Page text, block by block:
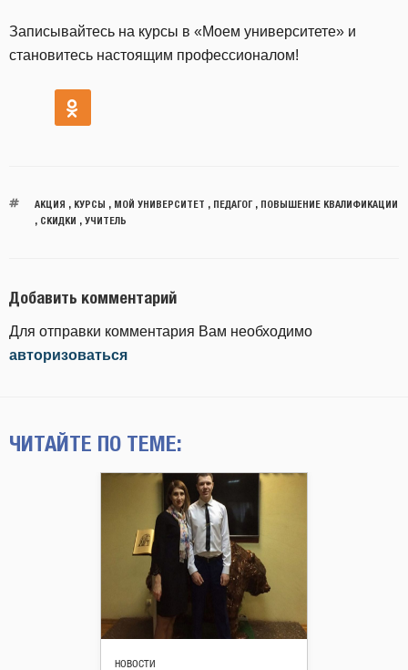
Записывайтесь на курсы в «Моем университете» и
становитесь настоящим профессионалом!
АКЦИЯ , КУРСЫ , МОЙ УНИВЕРСИТЕТ , ПЕДАГОГ, ПОВЫШЕНИЕ КВАЛИФИКАЦИИ
, СКИДКИ , УЧИТЕЛЬ
Добавить комментарий
Для отправки комментария Вам необходимо
авторизоваться
ЧИТАЙТЕ ПО ТЕМЕ:
НОВОСТИ